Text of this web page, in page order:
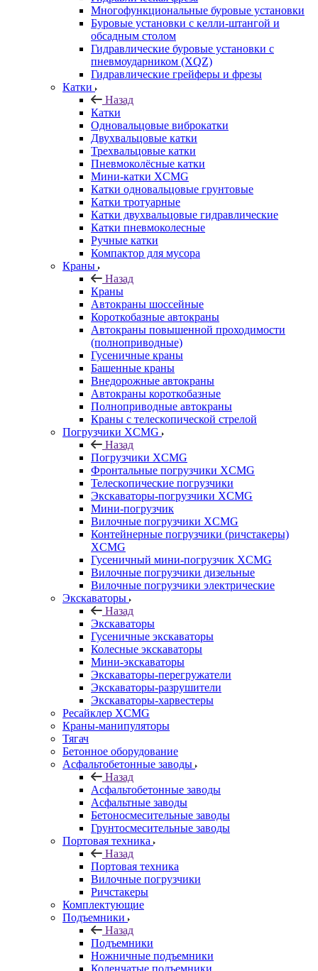
Многофункциональные буровые установки
Буровые установки с келли-штангой и
обсадным столом
Гидравлические буровые установки с
пневмоударником (XQZ)
Гидравлические грейферы и фрезы
Катки
Назад
Катки
Одновальцовые виброкатки
Двухвальцовые катки
Трехвальцовые катки
Пневмоколёсные катки
Мини-катки XCMG
Катки одновальцовые грунтовые
Катки тротуарные
Катки двухвальцовые гидравлические
Катки пневмоколесные
Ручные катки
Компактор для мусора
Краны
Назад
Краны
Автокраны шоссейные
Короткобазные автокраны
Автокраны повышенной проходимости
(полноприводные)
Гусеничные краны
Башенные краны
Внедорожные автокраны
Автокраны короткобазные
Полноприводные автокраны
Краны с телескопической стрелой
Погрузчики XCMG
Назад
Погрузчики XCMG
Фронтальные погрузчики XCMG
Телескопические погрузчики
Экскаваторы-погрузчики XCMG
Мини-погрузчик
Вилочные погрузчики XCMG
Контейнерные погрузчики (ричстакеры)
XCMG
Гусеничный мини-погрузчик XCMG
Вилочные погрузчики дизельные
Вилочные погрузчики электрические
Экскаваторы
Назад
Экскаваторы
Гусеничные экскаваторы
Колесные экскаваторы
Мини-экскаваторы
Экскаваторы-перегружатели
Экскаваторы-разрушители
Экскаваторы-харвестеры
Ресайклер XCMG
Краны-манипуляторы
Тягач
Бетонное оборудование
Асфальтобетонные заводы
Назад
Асфальтобетонные заводы
Асфальтные заводы
Бетоносмесительные заводы
Грунтосмесительные заводы
Портовая техника
Назад
Портовая техника
Вилочные погрузчики
Ричстакеры
Комплектующие
Подъемники
Назад
Подъемники
Ножничные подъемники
Коленчатые подъемники